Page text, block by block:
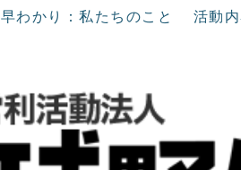
早わかり：私たちのこと 活動